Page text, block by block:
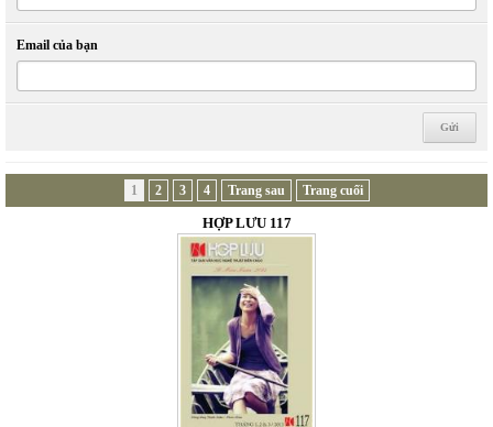
Email của bạn
1 2 3 4 Trang sau Trang cuối
HỢP LƯU 117